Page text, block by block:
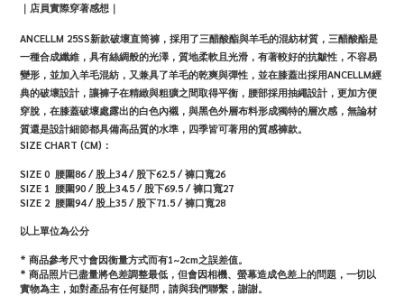
｜店員實際穿著感想｜
ANCELLM 25SS新款破壞直筒褲，採用了三醋酸酯與羊毛的混紡材質，三醋酸酯是
一種合成纖維，具有絲綢般的光澤，質地柔軟且光滑，有著較好的抗皺性，不容易
變形，並加入羊毛混紡，又兼具了羊毛的乾爽與彈性，並在膝蓋出採用ANCELLM經
典的破壞設計，讓褲子在精緻與粗獷之間取得平衡，腰部採用抽繩設計，更加方便
穿脫，在膝蓋破壞處露出的白色內襯，與黑色外層布料形成獨特的層次感，無論材
質還是設計細節都具備高品質的水準，四季皆可著用的質感褲款。
SIZE CHART (CM)：
SIZE 0 腰圍86 / 股上34/ 股下62.5 /褲口寬26
SIZE 1 腰圍90 / 股上34.5 / 股下69.5 /褲口寬27
SIZE 2 腰圍94/ 股上35 / 股下71.5 /褲口寬28
以上單位為公分
* 商品參考尺寸會因衡量方式而有1~2cm之誤差值。
* 商品照片已盡量將色差調整最低，但會因相機、螢幕造成色差上的問題，一切以
實物為主，如對產品有任何疑問，請與我們聯繫，謝謝。